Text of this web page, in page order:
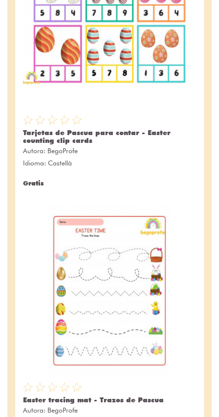
Tarjetas de Pascua para contar - Easter
counting clip cards
Autora: BegoProfe
Idioma: Castellà
Gratis
Easter tracing mat - Trazos de Pascua
Autora: BegoProfe